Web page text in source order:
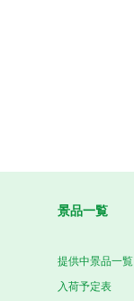
景品一覧
提供中景品一覧
入荷予定表